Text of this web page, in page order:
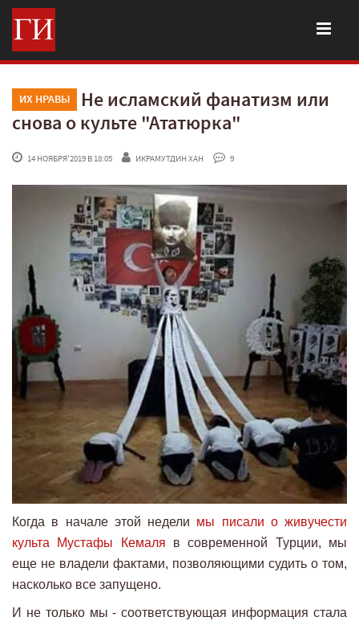
ИХ НРАВЫ
Не исламский фанатизм или
снова о культе "Ататюрка"
14 НОЯБРЯ'2019 В 18:05 ИКРАМУТДИН ХАН 9
Когда в начале этой недели мы писали о живучести
культа Мустафы Кемаля в современной Турции, мы
еще не владели фактами, позволяющими судить о том,
насколько все запущено.
И не только мы - соответствующая информация стала